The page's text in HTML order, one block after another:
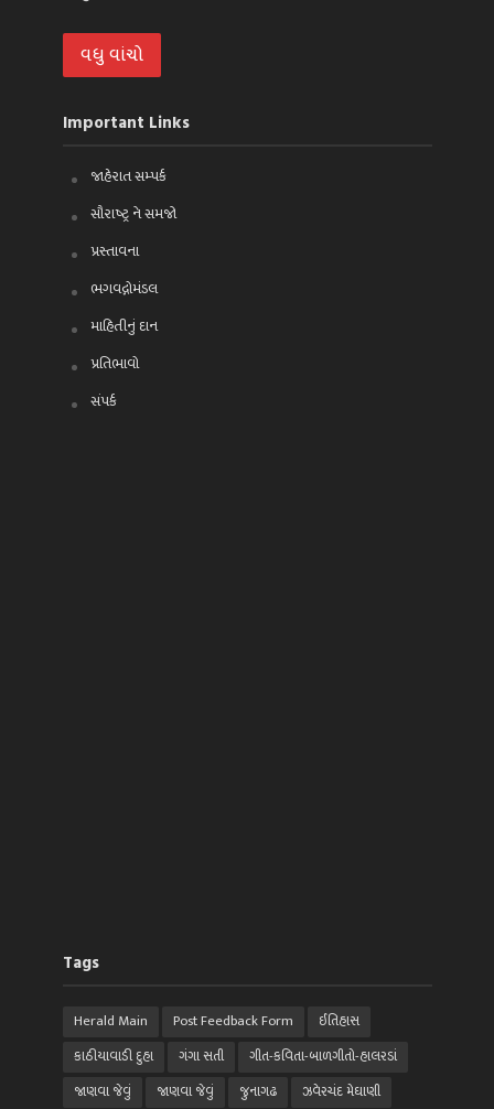
વધુ વાંચો
Important Links
જાહેરાત સમ્પર્ક
સૌરાષ્ટ્ર ને સમજો
પ્રસ્તાવના
ભગવદ્ગોમંડલ
માહિતીનું દાન
પ્રતિભાવો
સંપર્ક
Tags
Herald Main Post Feedback Form
ઈતિહાસ
કાઠીયાવાડી દુહા
ગંગા સતી
ગીત-કવિતા-બાળગીતો-હાલરડાં
જાણવા જેવું
જાણવા જેવું જુનાગઢ ઝવેરચંદ મેઘાણી